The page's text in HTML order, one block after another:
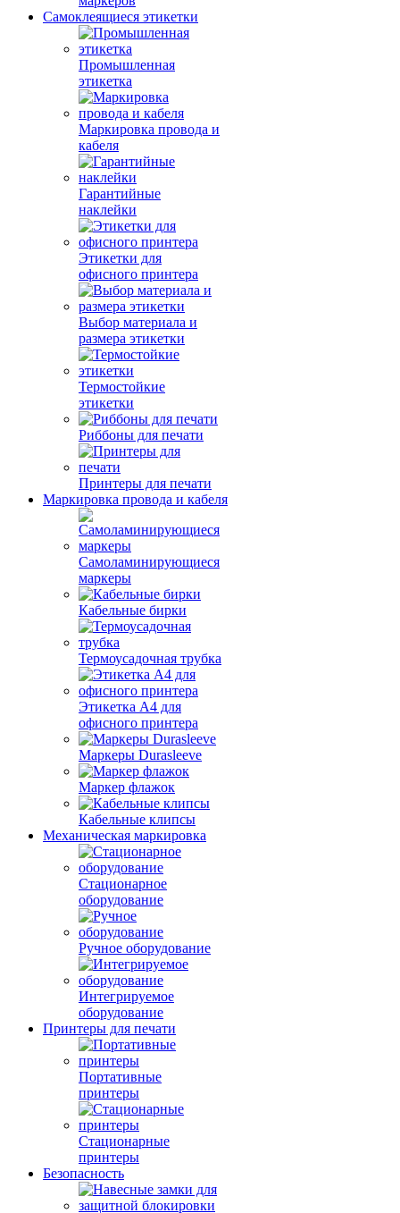
Самоклеящиеся этикетки
Промышленная
этикетка
Маркировка провода и
кабеля
Гарантийные
наклейки
Этикетки для
офисного принтера
Выбор материала и
размера этикетки
Термостойкие
этикетки
Риббоны для печати
Принтеры для печати
Маркировка провода и кабеля
Самоламинирующиеся
маркеры
Кабельные бирки
Термоусадочная трубка
Этикетка А4 для
офисного принтера
Маркеры Durasleeve
Маркер флажок
Кабельные клипсы
Механическая маркировка
Стационарное
оборудование
Ручное оборудование
Интегрируемое
оборудование
Принтеры для печати
Портативные
принтеры
Стационарные
принтеры
Безопасность